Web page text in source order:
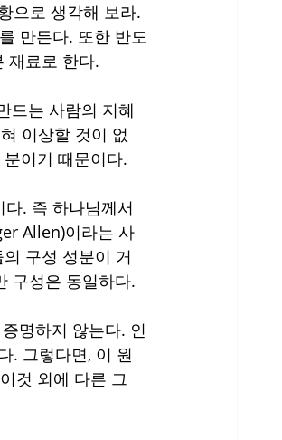
으로 생각해 보라.
만든다. 또한 반도
재료로 한다.
드는 사람의 지혜
이상할 것이 없
이기 때문이다.
다. 즉 하나님께서
Allen)이라는 사
구성 성분이 거
구성은 동일하다.
명하지 않는다. 인
. 그렇다면, 이 원
것 외에 다른 그